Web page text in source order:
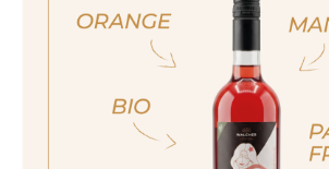
ja, ich bin volljährig
sí, sono già
Yes I am of legal drinking
ich bin nicht